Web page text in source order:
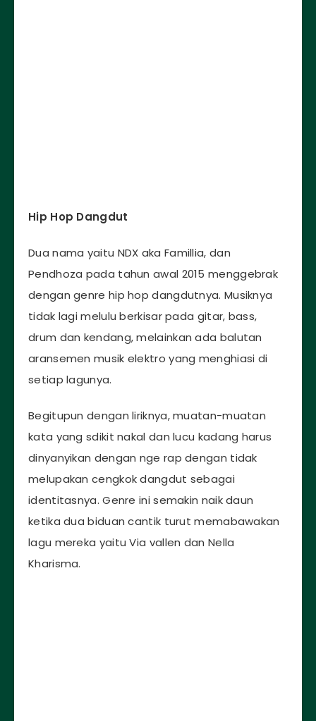
Hip Hop Dangdut
Dua nama yaitu NDX aka Famillia, dan
Pendhoza pada tahun awal 2015 menggebrak
dengan genre hip hop dangdutnya. Musiknya
tidak lagi melulu berkisar pada gitar, bass,
drum dan kendang, melainkan ada balutan
aransemen musik elektro yang menghiasi di
setiap lagunya.
Begitupun dengan liriknya, muatan-muatan
kata yang sdikit nakal dan lucu kadang harus
dinyanyikan dengan nge rap dengan tidak
melupakan cengkok dangdut sebagai
identitasnya. Genre ini semakin naik daun
ketika dua biduan cantik turut memabawakan
lagu mereka yaitu Via vallen dan Nella
Kharisma.